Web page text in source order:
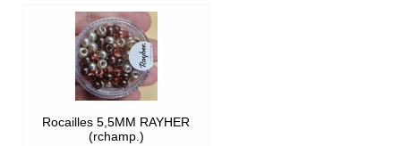
Rocailles 5,5MM RAYHER
(rchamp.)